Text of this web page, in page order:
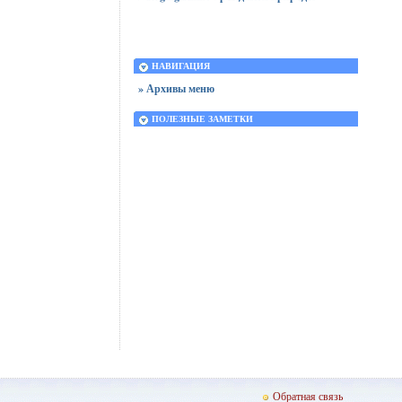
НАВИГАЦИЯ
» Архивы меню
ПОЛЕЗНЫЕ ЗАМЕТКИ
Обратная связь